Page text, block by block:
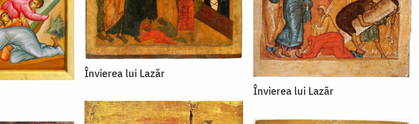
Învierea lui Lazăr
Învierea lui Lazăr